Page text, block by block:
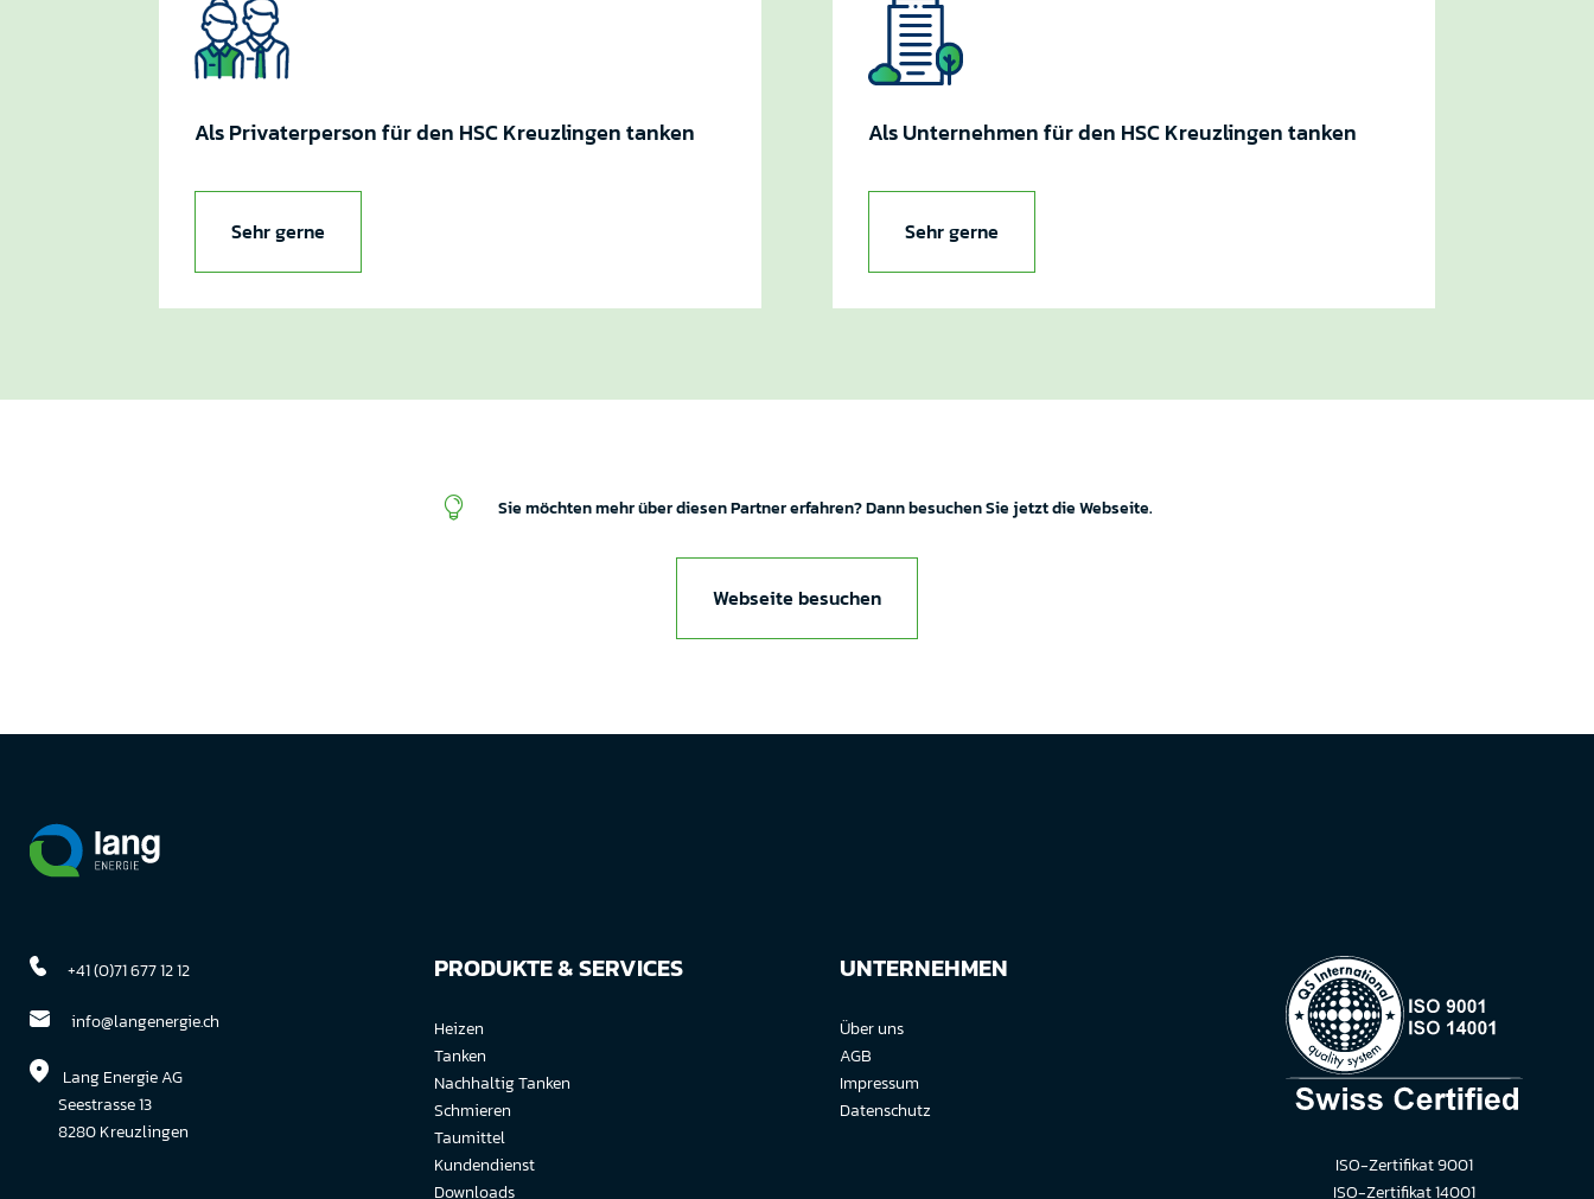
Als Privaterperson für den HSC Kreuzlingen tanken
Sehr gerne
Als Unternehmen für den HSC Kreuzlingen tanken
Sehr gerne
 Sie möchten mehr über diesen Partner erfahren? Dann besuchen Sie jetzt die Webseite.
Webseite besuchen
+41 (0)71 677 12 12
info@langenergie.ch
Lang Energie AG
Seestrasse 13
8280 Kreuzlingen
PRODUKTE & SERVICES
Heizen
Tanken
Nachhaltig Tanken
Schmieren
Taumittel
Kundendienst
Downloads
UNTERNEHMEN
Über uns
AGB
Impressum
Datenschutz
ISO-Zertifikat 9001
ISO-Zertifikat 14001